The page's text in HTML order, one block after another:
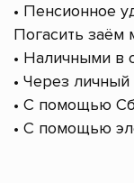
• Пенсионное
Погасить
• Наличными в
• Через личный
• С помощью
• С помощью